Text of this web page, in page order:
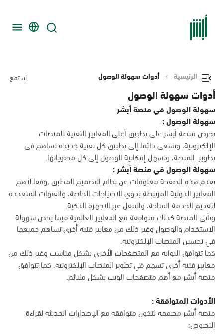
الرئيسية أدوات سهولة الوصول استمع
أدوات سهولة الوصول
سهولة الوصول في منصة أبشر
سهولة الوصول :
تحرص منصة أبشر على تطبيق أعلى المعايير التقنية للمنصات
الإلكترونية، وتسعى دائما إلى تطبيق كل تقنية جديدة تساهم في
تطوير المنصة، وتسهل إمكانية الوصول إلى كل محتوياتها.
سهولة الوصول في منصة أبشر :
تقدم هذه الصفحة معلومات عن نظام التصميم المطبق ,وفقا لأهم
المعايير الدولية المرتبطة بذوي الاحتياجات الخاصة، والقنوات المتعددة
لتقديم الخدمة المتاحة، والتنقل عبر الاجهزة الذكية.
وتأتي المنصة كذلك متوافقة مع المعايير العالمية فيما يخص سهولة
الاستخدام والوصول وغير ذلك من معايير فنية أخرى تساهم جميعها
في تحسين المنصات الإلكترونية.
كما تتوافق البوابة مع المتصفحات الأخرى بشكل مناسب وغير ذلك من
معايير فنية أخرى تسهم في تطوير المنصات الإلكترونية. كما تتوافق
منصة أبشر مع أهم متصفحات الويب بشكل ملائم.
الأدوات المتوافقة :
منصة أبشر مصممة لتكون متوافقة مع الإصدارات الحديثة لقراءة
النصوص: